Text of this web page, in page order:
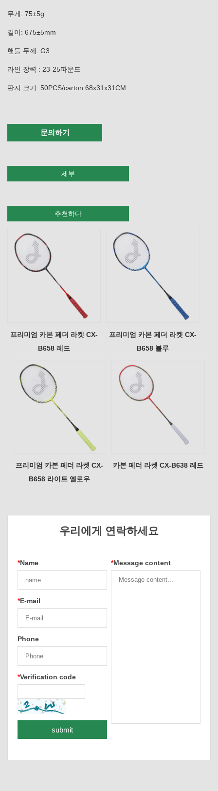
무게: 75±5g
길이: 675±5mm
핸들 두께: G3
라인 장력 : 23-25파운드
판지 크기: 50PCS/carton 68x31x31CM
문의하기
세부
추천하다
프리미엄 카본 페더 라켓 CX-
B658 레드
프리미엄 카본 페더 라켓 CX-
B658 블루
프리미엄 카본 페더 라켓 CX-
B658 라이트 옐로우
카본 페더 라켓 CX-B638 레드
우리에게 연락하세요
*Name
*E-mail
Phone
*Verification code
*Message content